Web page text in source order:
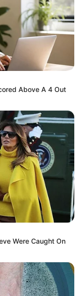
CƏMİYYƏT
bağlı
hallarda
Above A 4 Out
Were Caught On